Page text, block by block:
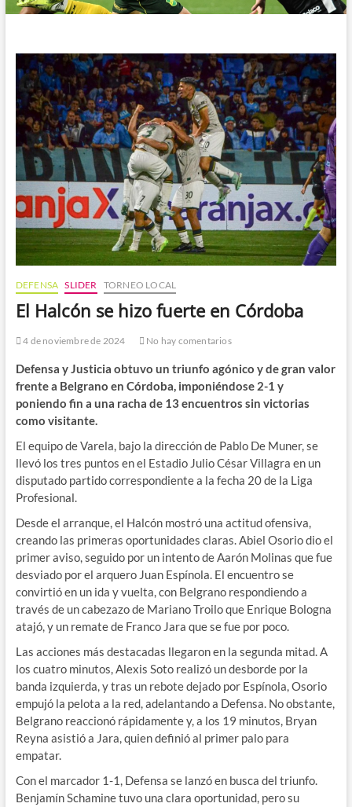
DEFENSA SLIDER TORNEO LOCAL
El Halcón se hizo fuerte en Córdoba
4 de noviembre de 2024 No hay comentarios
Defensa y Justicia obtuvo un triunfo agónico y de gran valor
frente a Belgrano en Córdoba, imponiéndose 2-1 y
poniendo fin a una racha de 13 encuentros sin victorias
como visitante.
El equipo de Varela, bajo la dirección de Pablo De Muner, se
llevó los tres puntos en el Estadio Julio César Villagra en un
disputado partido correspondiente a la fecha 20 de la Liga
Profesional.
Desde el arranque, el Halcón mostró una actitud ofensiva,
creando las primeras oportunidades claras. Abiel Osorio dio el
primer aviso, seguido por un intento de Aarón Molinas que fue
desviado por el arquero Juan Espínola. El encuentro se
convirtió en un ida y vuelta, con Belgrano respondiendo a
través de un cabezazo de Mariano Troilo que Enrique Bologna
atajó, y un remate de Franco Jara que se fue por poco.
Las acciones más destacadas llegaron en la segunda mitad. A
los cuatro minutos, Alexis Soto realizó un desborde por la
banda izquierda, y tras un rebote dejado por Espínola, Osorio
empujó la pelota a la red, adelantando a Defensa. No obstante,
Belgrano reaccionó rápidamente y, a los 19 minutos, Bryan
Reyna asistió a Jara, quien definió al primer palo para
empatar.
Con el marcador 1-1, Defensa se lanzó en busca del triunfo.
Benjamín Schamine tuvo una clara oportunidad, pero su